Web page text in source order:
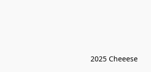
2025 Cheeese